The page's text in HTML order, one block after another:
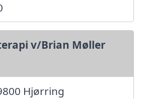
v/Brian Møller
Hjørring